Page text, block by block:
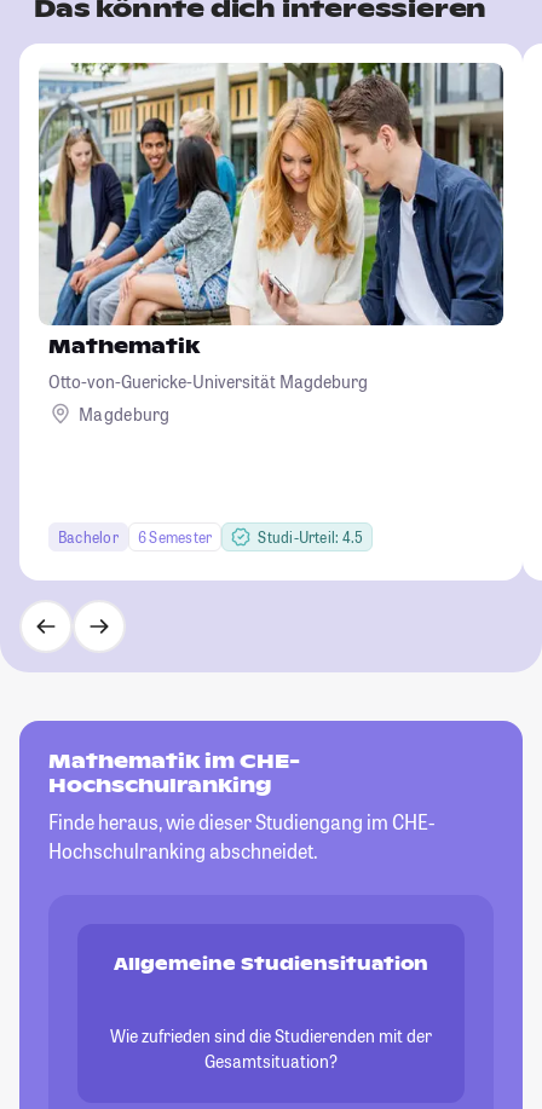
Das könnte dich interessieren
Mathematik
Otto-von-Guericke-Universität Magdeburg
Magdeburg
Bachelor 6 Semester Studi-Urteil: 4.5
Mathematik im CHE-
Hochschulranking
Finde heraus, wie dieser Studiengang im CHE-
Hochschulranking abschneidet.
Allgemeine Studiensituation
Wie zufrieden sind die Studierenden mit der
Gesamtsituation?